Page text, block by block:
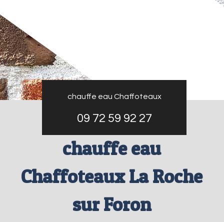
chauffe eau Chaffoteaux
09 72 59 92 27
chauffe eau
Chaffoteaux La Roche
sur Foron